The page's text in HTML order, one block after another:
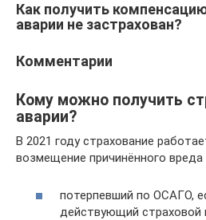
Как получить
аварии не застрахован?
Комментарии
Кому можно получить
аварии?
В 2021 году страхование
возмещение причинённого вреда
потерпевший по ОСАГО,
действующий страховой